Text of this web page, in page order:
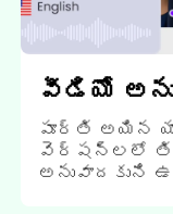
వీడియో
పూర్తి అయిన
వెర్షన్లలో
అనువాదకుని